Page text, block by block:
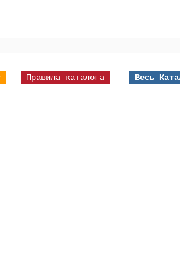
Правила каталога Весь